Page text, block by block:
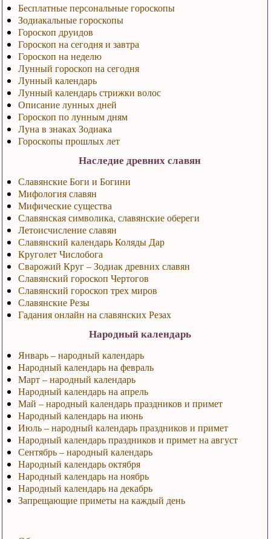
Бесплатные персональные гороскопы
Зодиакальные гороскопы
Гороскоп друидов
Гороскоп на сегодня и завтра
Гороскоп на неделю
Лунный гороскоп на сегодня
Лунный календарь
Лунный календарь стрижки волос
Описание лунных дней
Гороскоп по лунным дням
Луна в знаках Зодиака
Гороскопы прошлых лет
Наследие древних славян
Славянские Боги и Богини
Мифология славян
Мифические существа
Славянская символика, славянские обереги
Летоисчисление славян
Славянский календарь Коляды Дар
Круголет Числобога
Сварожий Круг – Зодиак древних славян
Славянский гороскоп Чертогов
Славянский гороскоп трех миров
Славянские Резы
Гадания онлайн на славянских Резах
Народный календарь
Январь – народный календарь
Народный календарь на февраль
Март – народный календарь
Народный календарь на апрель
Май – народный календарь праздников и примет
Народный календарь на июнь
Июль – народный календарь праздников и примет
Народный календарь праздников и примет на август
Сентябрь – народный календарь
Народный календарь октября
Народный календарь на ноябрь
Народный календарь на декабрь
Запрещающие приметы на каждый день